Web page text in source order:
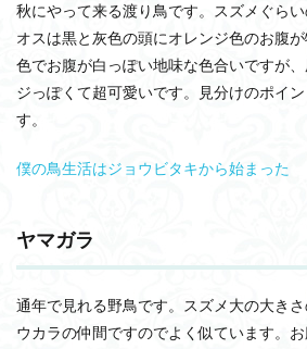
1.4
イソ
ヒヨ
ドリ
ビタ
クチ
バシ
レン
ジ色
秋にやって来る渡り鳥です。スズメぐらい
オスは黒と灰色の頭にオレンジ色のお腹
色でお腹が白っぽい地味な色合いですが
ジっぽくて超可愛いです。見分けのポイ
す。
僕の鳥生活はジョウビタキから始まった
ヤマガラ
通年で見れる野鳥です。スズメ大の大き
ウカラの仲間ですのでよく似ています。